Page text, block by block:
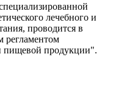
лечебного и
проводится в
регламентом
пищевой продукции".